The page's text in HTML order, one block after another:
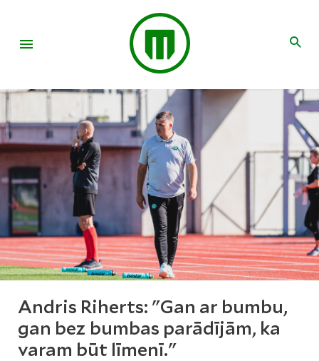
Andris Riherts: "Gan ar bumbu,
gan bez bumbas parādījām, ka
varam būt līmenī."